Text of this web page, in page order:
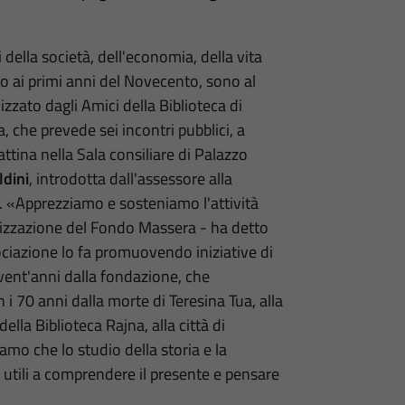
società, dell'economia, della vita
ai primi anni del Novecento, sono al
dagli Amici della Biblioteca di
che prevede sei incontri pubblici, a
nella Sala consiliare di Palazzo
, introdotta dall'assessore alla
«Apprezziamo e sosteniamo l'attività
del Fondo Massera - ha detto
lo fa promuovendo iniziative di
dalla fondazione, che
70 anni dalla morte di Teresina Tua, alla
Biblioteca Rajna, alla città di
che lo studio della storia e la
a comprendere il presente e pensare